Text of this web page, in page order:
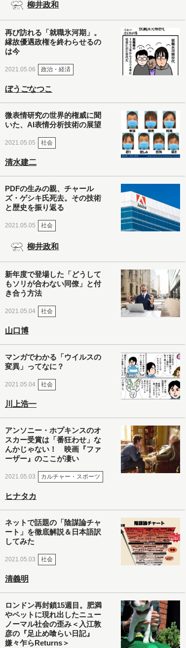
柳井政和
再び訪れる「就職氷河期」。
縁故優遇政権を終わらせるの
は今
2021.05.06 政治・経済
ぼうごなつこ
微表情研究の世界的権威に聞
いた、AI表情分析技術の展望
2021.05.05 社会
清水建二
PDFの生みの親、チャール
ズ・ゲシキ氏死去。その技術
と歴史を振り返る
2021.05.05 社会
柳井政和
新年度で登場した「どうして
もソリが合わない同僚」と付
き合う方法
2021.05.04 社会
山口博
マンガでわかる「ウイルスの
変異」ってなに？
2021.05.04 社会
川上浩一
アンソニー・ホプキンスのオ
スカー受賞は「番狂わせ」な
んかじゃない！ 映画『ファ
ーザー』のここが凄い
2021.05.03 カルチャー・スポーツ
ヒナタカ
ネットで話題の「陰謀論チャ
ート」を徹底解説＆日本語訳
してみた
2021.05.03 社会
清義明
ロンドン再封鎖15週目。肥満
やペットに現れ出したニュー
ノーマル社会の歪み＜入江敦
彦の『足止め喰らい日記』
嫌々乍らReturns＞